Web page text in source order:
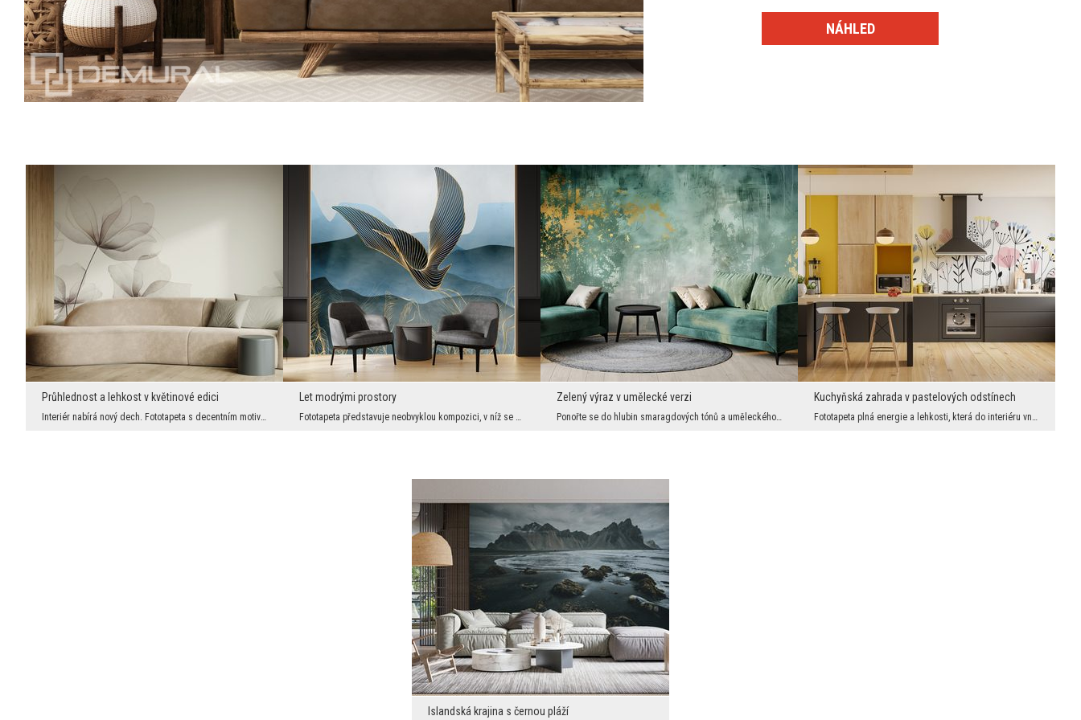
NÁHLED
Průhlednost a lehkost v květinové edici
Interiér nabírá nový dech. Fototapeta s decentním motivem poloprůhledných květin je kombinací jem...
Let modrými prostory
Fototapeta představuje neobvyklou kompozici, v níž se abstraktní tvar ptáka vznáší ve vzduchu nad...
Zelený výraz v umělecké verzi
Ponořte se do hlubin smaragdových tónů a uměleckého rozmazání – tato fototapeta vnáší do interiér...
Kuchyňská zahrada v pastelových odstínech
Fototapeta plná energie a lehkosti, která do interiéru vnese nádech jarního optimismu. Kreslené, ...
Islandská krajina s černou pláží